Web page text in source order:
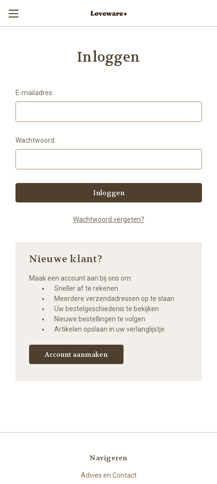
Inloggen
E-mailadres:
Wachtwoord:
Wachtwoord vergeten?
Nieuwe klant?
Maak een account aan bij ons om:
Sneller af te rekenen
Meerdere verzendadressen op te slaan
Uw bestelgeschiedenis te bekijken
Nieuwe bestellingen te volgen
Artikelen opslaan in uw verlanglijstje
Account aanmaken
Navigeren
Advies en Contact